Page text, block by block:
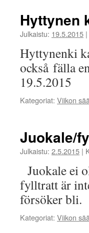
Hyttynen
Julkaistu: 19.5.2015 |
Hyttynenki
också fälla
19.5.2015
Kategoriat: Viikon
Juokale/
Julkaistu: 2.5.2015 |
Juokale ei
fylltratt är
försöker bli.
Kategoriat: Viikon